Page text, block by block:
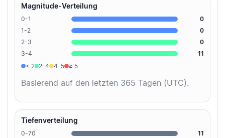
Magnitude-Verteilung
0-1
0
1-2
0
2-3
0
3-4
11
< 2
2–4 4–5 ≥ 5
Basierend auf den letzten 365 Tagen (UTC).
Tiefenverteilung
0-70 11